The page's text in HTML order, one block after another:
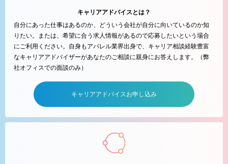
キャリアアドバイスとは？
自分にあった仕事はあるのか、どういう会社が自分に向いているのか知
りたい。または、希望に合う求人情報があるので応募したいという場合
にご利用ください。自身もアパレル業界出身で、キャリア相談経験豊富
なキャリアアドバイザーがあなたのご相談に親身にお答えします。（弊
社オフィスでの面談のみ）
キャリアアドバイスお申し込み